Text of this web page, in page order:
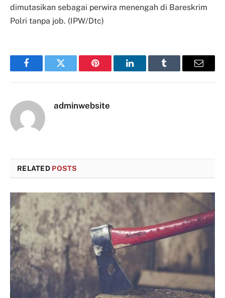
dimutasikan sebagai perwira menengah di Bareskrim
Polri tanpa job. (IPW/Dtc)
FacebookTwitter Pinterest LinkedInTumblr Email
adminwebsite
RELATED POSTS